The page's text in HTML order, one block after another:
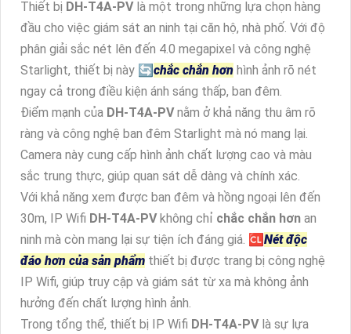
Thiết bị DH-T4A-PV là một trong những lựa chọn hàng
đầu cho việc giám sát an ninh tại căn hộ, nhà phố. Với độ
phân giải sắc nét lên đến 4.0 megapixel và công nghệ
Starlight, thiết bị này 🔄chắc chắn hơn hình ảnh rõ nét
ngay cả trong điều kiện ánh sáng thấp, ban đêm.
Điểm mạnh của DH-T4A-PVnằm ở khả năng thu âm rõ
ràng và công nghệ ban đêm Starlight mà nó mang lại.
Camera này cung cấp hình ảnh chất lượng cao và màu
sắc trung thực, giúp quan sát dễ dàng và chính xác.
Với khả năng xem được ban đêm và hồng ngoại lên đến
30m, IP Wifi DH-T4A-PVkhông chỉ chắc chắn hơn an
ninh mà còn mang lại sự tiện ích đáng giá. 🆑Nét độc
đáo hơn của sản phẩm thiết bị được trang bị công nghệ
IP Wifi, giúp truy cập và giám sát từ xa mà không ảnh
hưởng đến chất lượng hình ảnh.
Trong tổng thể, thiết bị IP Wifi DH-T4A-PV là sự lựa